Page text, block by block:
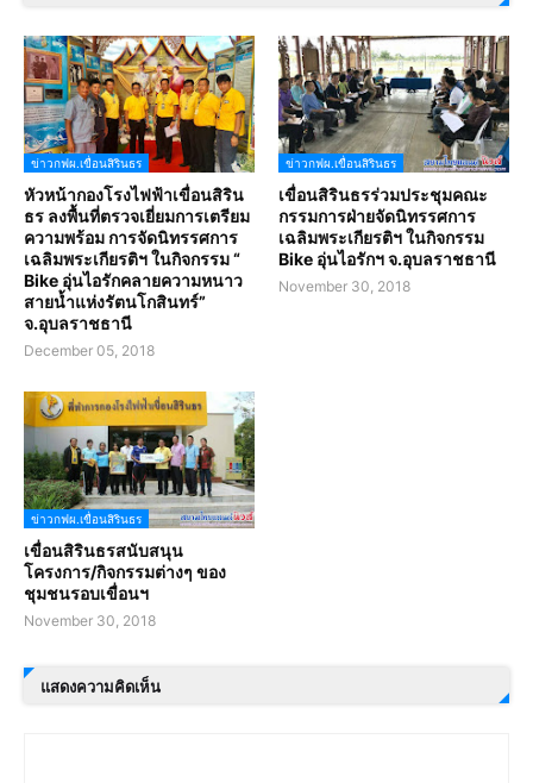
ข่าวกฟผ.เขื่อนสิรินธร
หัวหน้ากองโรงไฟฟ้าเขื่อนสิริน
ธร ลงพื้นที่ตรวจเยี่ยมการเตรียม
ความพร้อม การจัดนิทรรศการ
เฉลิมพระเกียรติฯ ในกิจกรรม “
Bike อุ่นไอรักคลายความหนาว
สายน้ำแห่งรัตนโกสินทร์”
จ.อุบลราชธานี
December 05, 2018
ข่าวกฟผ.เขื่อนสิรินธร
เขื่อนสิรินธรร่วมประชุมคณะ
กรรมการฝ่ายจัดนิทรรศการ
เฉลิมพระเกียรติฯ ในกิจกรรม
Bike อุ่นไอรักฯ จ.อุบลราชธานี
November 30, 2018
ข่าวกฟผ.เขื่อนสิรินธร
เขื่อนสิรินธรสนับสนุน
โครงการ/กิจกรรมต่างๆ ของ
ชุมชนรอบเขื่อนฯ
November 30, 2018
แสดงความคิดเห็น